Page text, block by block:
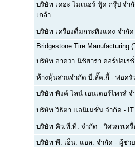
บริษัท เดอะ ไมเนอร์ ฟู้ด กรุ๊ป จำ
เกล้า
บริษัท เครื่องดื่มกระทิงแดง จำกั
Bridgestone Tire Manufacturing
บริษัท อาควา นิชิฮาร่า คอร์ปอเร
ห้างหุ้นส่วนจำกัด บี.ลั๊ค.กี้ - พ่อครั
บริษัท พิงค์ ไลน์ เอนเตอร์ไพรส์ จ
บริษัท วิธิตา แอนิเมชั่น จำกัด -
บริษัท คิว.ที.ที. จำกัด - วิศวกรเค
บริษัท พี. เอ็น. แอล. จำกัด - ผู้ช่ว